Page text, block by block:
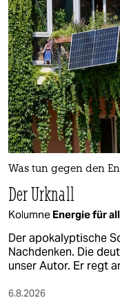
Was tun gegen den
Der Urknall
Kolumne Energie für
Der apokalyptische
Nachdenken. Die
unser Autor. Er regt
6.8.2026